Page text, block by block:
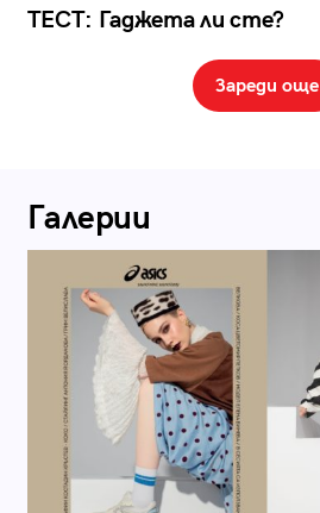
ТЕСТ: Гаджета ли сте?
Зареди още
Галерии